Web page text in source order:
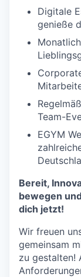
Digitale
genieße
Team-
EGYM
Bereit,
bewegen
dich jetzt!
Wir freuen
gemeinsam
zu gestalten!